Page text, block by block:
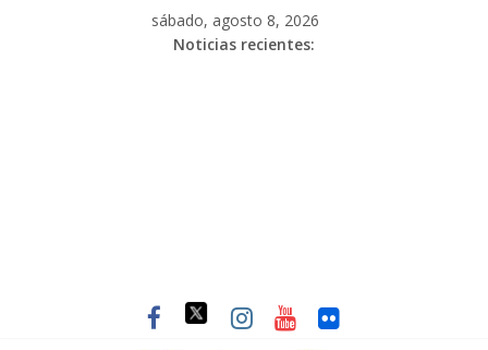
sábado, agosto 8, 2026
Noticias recientes: